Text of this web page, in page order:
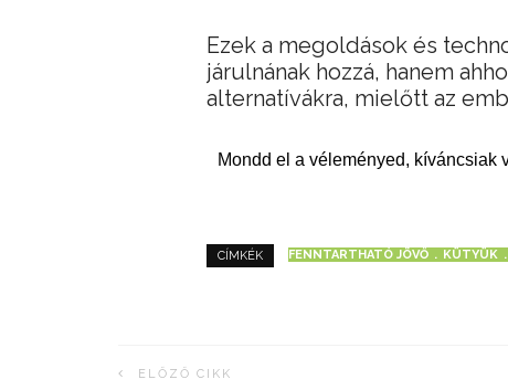
Ezek a megoldások és
járulnának hozzá, hanem
alternatívákra, mielőtt az
Mondd el a véleményed, kíváncsiak
CÍMKÉK FENNTARTHATÓ JÖVŐ KÜTYÜK
ELŐZŐ CIKK